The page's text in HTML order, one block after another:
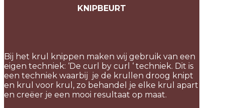
KNIPBEURT
Bij het krul knippen maken wij gebruik van een
eigen techniek: ‘De curl by curl ‘ techniek. Dit is
een techniek waarbij je de krullen droog knipt
en krul voor krul, zo behandel je elke krul apart
en creëer je een mooi resultaat op maat.